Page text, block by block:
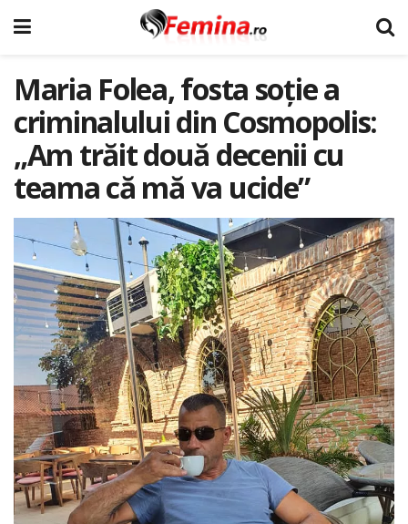
Maria Folea, fosta soție a
criminalului din Cosmopolis:
„Am trăit două decenii cu
teama că mă va ucide”